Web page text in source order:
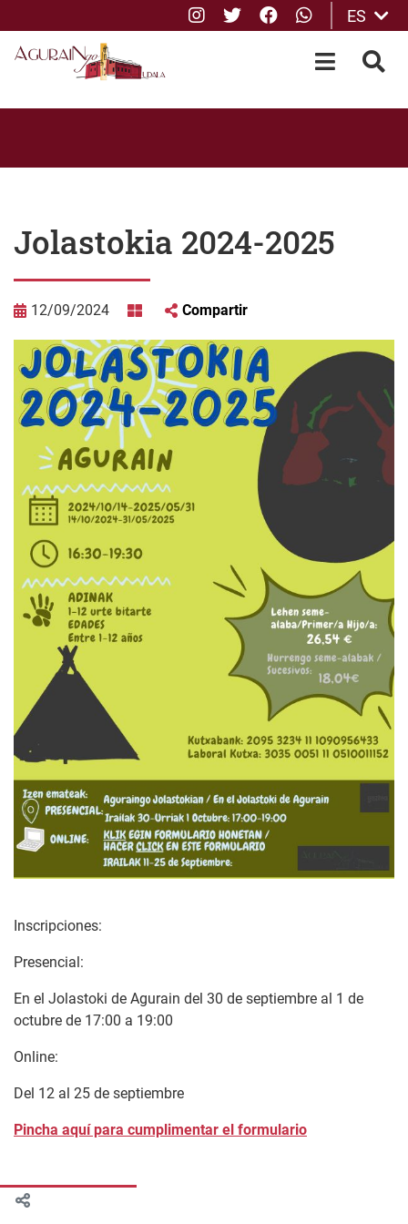
Instagram
TwitterFacebook
whatsApp
ES
OPEN-
Jolastokia 2024-2025
12/09/2024 Compartir
Inscripciones:
Presencial:
En el Jolastoki de Agurain del 30 de septiembre al 1 de
octubre de 17:00 a 19:00
Online:
Del 12 al 25 de septiembre
Pincha aquí para cumplimentar el formulario